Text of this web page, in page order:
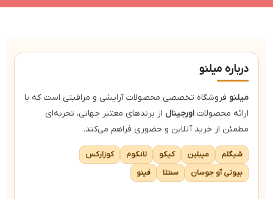
رنگدانه‌های قوی و ماندگاری بالا
درباره میلنو
میلنو فروشگاه تخصصی محصولات آرایشی و مراقبتی است که با
ارائه محصولات اورجینال از برندهای معتبر جهانی، تجربه‌ای
مطمئن از خرید آنلاین و حضوری فراهم می‌کند.
شیگلم میبلین کیکو لانکوم
کوزارکس
بیوتی آو جوسان
سنتلا فینو